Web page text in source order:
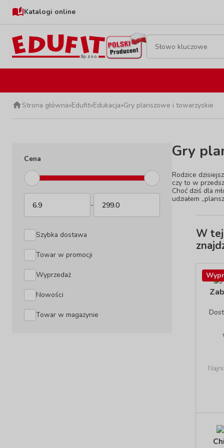
Katalogi online
Strona główna»Edufit»Edukacja»Gry planszowe i towarzyskie
Gry
Rodzice
czy to w
Choć dziś dla
udziałem
Cena
-
Szybka dostawa
Towar w promocji
Wyprzedaż
Nowości
Towar w magazynie
W